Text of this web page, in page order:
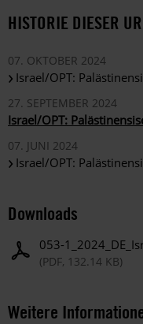
HISTORIE DIESER
07. OKTOBER 2024
Israel/OPT:
27. SEPTEMBER 2024
Israel/OPT:
07. JUNI 2024
Israel/OPT:
Downloads
053-
(PDF, 132.14 KB)
Weitere